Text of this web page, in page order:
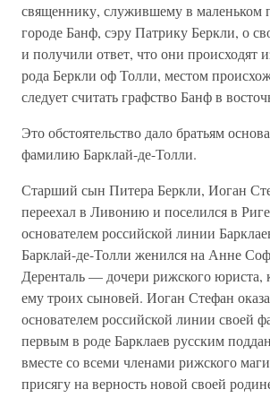
священнику, служившему в маленьком
городе Банф, сэру Патрику Беркли, о
и получили ответ, что они происходят
рода Беркли оф Толли, местом
следует считать графство Банф в
Это обстоятельство дало братьям
фамилию Барклай-де-Толли.
Старший сын Питера Беркли, Иоган
переехал в Ливонию и поселился в
основателем российской линии
Барклай-де-Толли женился на Анне
Деренталь — дочери рижского юриста,
ему троих сыновей. Иоган Стефан
основателем российской линии своей
первым в роде Барклаев русским
вместе со всеми членами рижского
присягу на верность новой своей